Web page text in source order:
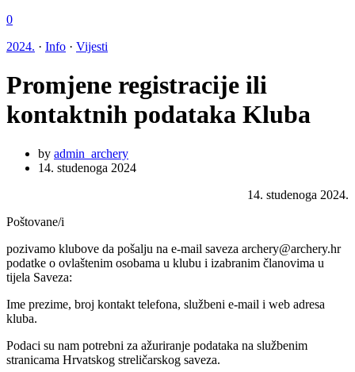
0
2024. · Info · Vijesti
Promjene registracije ili
kontaktnih podataka Kluba
by admin_archery
14. studenoga 2024
14. studenoga 2024.
Poštovane/i
pozivamo klubove da pošalju na e-mail saveza archery@archery.hr
podatke o ovlaštenim osobama u klubu i izabranim članovima u
tijela Saveza:
Ime prezime, broj kontakt telefona, službeni e-mail i web adresa
kluba.
Podaci su nam potrebni za ažuriranje podataka na službenim
stranicama Hrvatskog streličarskog saveza.